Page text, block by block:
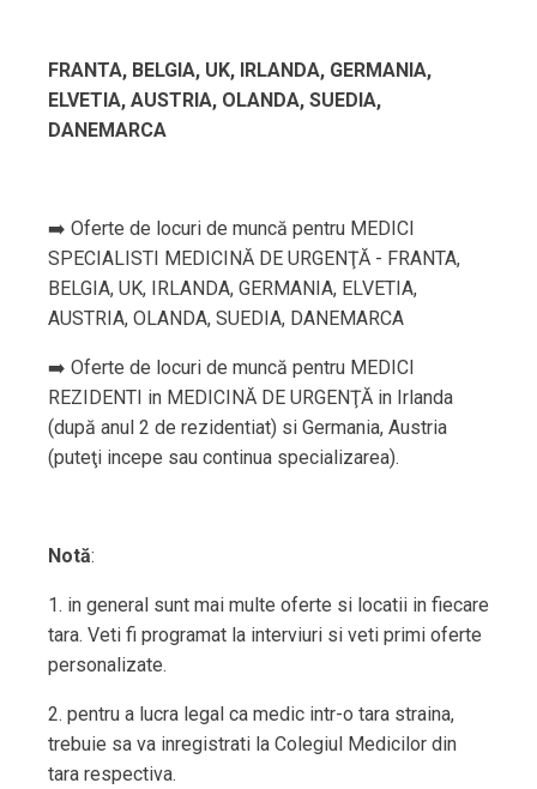
FRANTA, BELGIA, UK, IRLANDA, GERMANIA,
ELVETIA, AUSTRIA, OLANDA, SUEDIA,
DANEMARCA
➡️ Oferte de locuri de muncă pentru MEDICI
SPECIALISTI MEDICINĂ DE URGENŢĂ - FRANTA,
BELGIA, UK, IRLANDA, GERMANIA, ELVETIA,
AUSTRIA, OLANDA, SUEDIA, DANEMARCA
➡️ Oferte de locuri de muncă pentru MEDICI
REZIDENTI in MEDICINĂ DE URGENŢĂ in Irlanda
(după anul 2 de rezidentiat) si Germania, Austria
(puteţi incepe sau continua specializarea).
Notă:
1. in general sunt mai multe oferte si locatii in fiecare
tara. Veti fi programat la interviuri si veti primi oferte
personalizate.
2. pentru a lucra legal ca medic intr-o tara straina,
trebuie sa va inregistrati la Colegiul Medicilor din
tara respectiva.